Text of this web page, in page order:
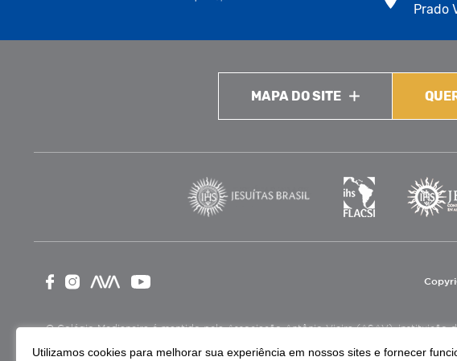
Prado
MAPA DO SITE
O Colégio Medianeira é mantido pela Associação Antônio Vieira (ASAV),
Utilizamos cookies para melhorar sua experiência em nossos sites e fornecer